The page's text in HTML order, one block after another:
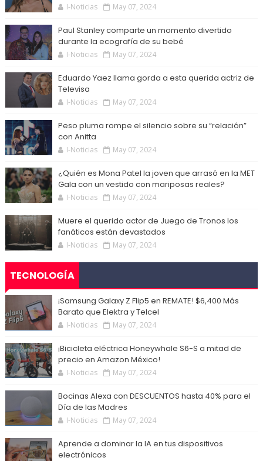
I-Noticias May 07, 2024
Paul Stanley comparte un momento divertido
durante la ecografía de su bebé
I-Noticias May 07, 2024
Eduardo Yaez llama gorda a esta querida actriz de
Televisa
I-Noticias May 07, 2024
Peso pluma rompe el silencio sobre su “relación”
con Anitta
I-Noticias May 07, 2024
¿Quién es Mona Patel la joven que arrasó en la MET
Gala con un vestido con mariposas reales?
I-Noticias May 07, 2024
Muere el querido actor de Juego de Tronos los
fanáticos están devastados
I-Noticias May 07, 2024
TECNOLOGÍA
¡Samsung Galaxy Z Flip5 en REMATE! $6,400 Más
Barato que Elektra y Telcel
I-Noticias May 07, 2024
¡Bicicleta eléctrica Honeywhale S6-S a mitad de
precio en Amazon México!
I-Noticias May 07, 2024
Bocinas Alexa con DESCUENTOS hasta 40% para el
Día de las Madres
I-Noticias May 07, 2024
Aprende a dominar la IA en tus dispositivos
electrónicos